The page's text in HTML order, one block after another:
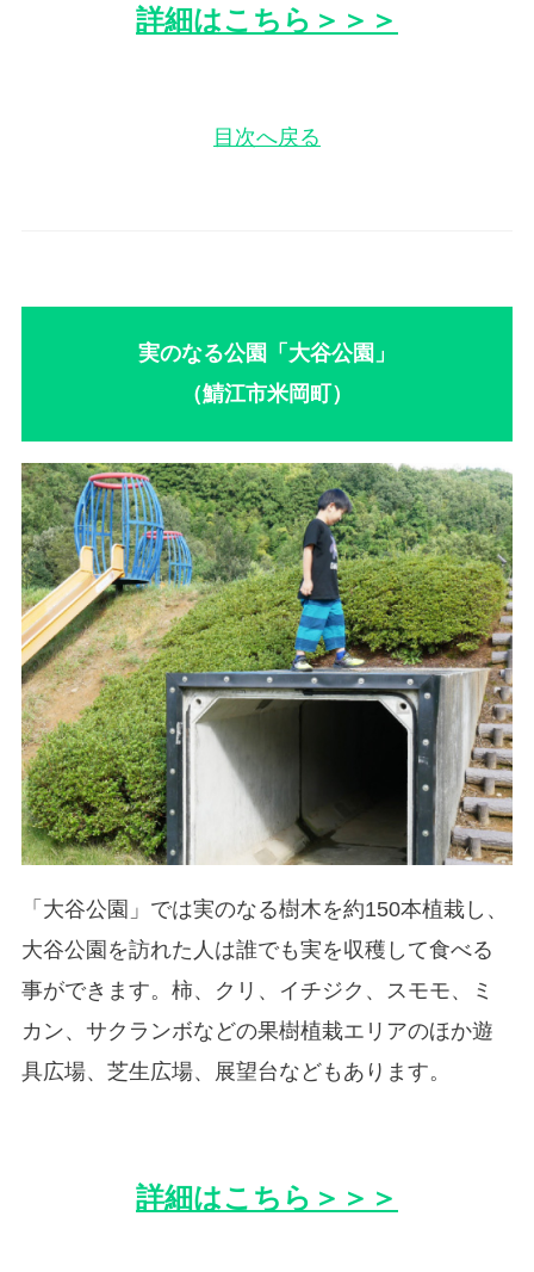
詳細はこちら＞＞＞
目次へ戻る
実のなる公園「大谷公園」
（鯖江市米岡町）
「大谷公園」では実のなる樹木を約150本植栽し、
大谷公園を訪れた人は誰でも実を収穫して食べる
事ができます。柿、クリ、イチジク、スモモ、ミ
カン、サクランボなどの果樹植栽エリアのほか遊
具広場、芝生広場、展望台などもあります。
詳細はこちら＞＞＞